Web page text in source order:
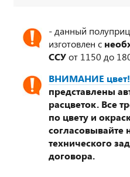
- данный
изготовлен с
ССУот 1150 до
ВНИМАНИЕ цвет!
представлены
расцветок. Все
по цвету и
согласовывайте
технического
договора.